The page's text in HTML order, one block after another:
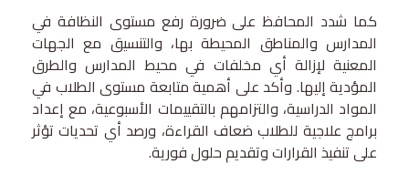
كما شدد المحافظ على ضرورة رفع مستوى النظافة في
المدارس والمناطق المحيطة بها، والتنسيق مع الجهات
المعنية لإزالة أي مخلفات في محيط المدارس والطرق
المؤدية إليها. وأكد على أهمية متابعة مستوى الطلاب في
المواد الدراسية، والتزامهم بالتقييمات الأسبوعية، مع إعداد
برامج علاجية للطلاب ضعاف القراءة، ورصد أي تحديات تؤثر
على تنفيذ القرارات وتقديم حلول فورية.